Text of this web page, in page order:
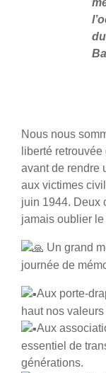
Nous nous
liberté
avant de rendre
aux victimes
juin 1944. Deux
jamais oublier
Un grand
journée de
Aux porte-
haut nos
Aux
essentiel de
générations.